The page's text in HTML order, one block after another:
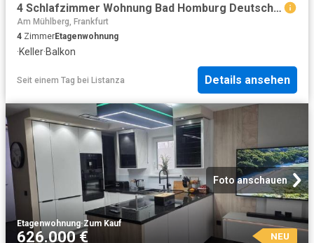
4 Schlafzimmer Wohnung Bad Homburg Deutschland 104798528
Am Mühlberg, Frankfurt
4 ZimmerEtagenwohnung
·Keller·Balkon
Seit einem Tag bei Listanza Details ansehen
Foto anschauen
Etagenwohnung·Zum Kauf
626.000 € NEU